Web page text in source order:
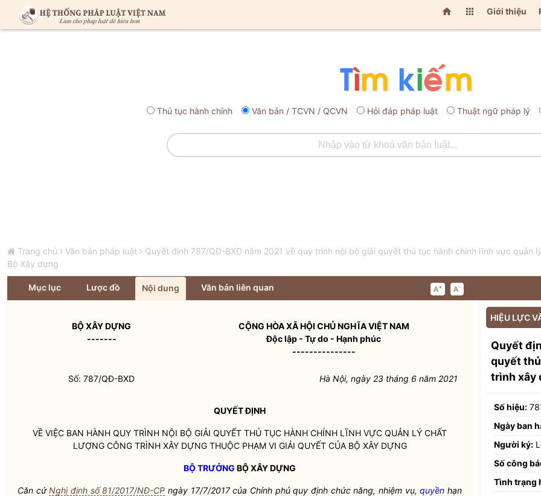
  Giới thiệu
Thủ tục hành chính Văn bản / TCVN / QCVN Hỏi đáp pháp luật Thuật ngữ pháp lý
Trang chủ Văn bản pháp luật
Quyết định 787/QĐ-BXD năm 2021 về quy trình nội bộ giải quyết thủ tục hành chính lĩnh vực
Bộ Xây dựng
Mục lục Lược đồ Nội dung Văn bản liên quan A+ A-
BỘ XÂY DỰNG
-------
CỘNG HÒA XÃ HỘI CHỦ NGHĨA VIỆT NAM
Độc lập - Tự do - Hạnh phúc
---------------
Số: 787/QĐ-BXD Hà Nội, ngày 23 tháng 6 năm 2021
QUYẾT ĐỊNH
VỀ VIỆC BAN HÀNH QUY TRÌNH NỘI BỘ GIẢI QUYẾT THỦ TỤC HÀNH CHÍNH LĨNH VỰC QUẢN LÝ CHẤT
LƯỢNG CÔNG TRÌNH XÂY DỰNG THUỘC PHẠM VI GIẢI QUYẾT CỦA BỘ XÂY DỰNG
BỘ TRƯỞNG BỘ XÂY DỰNG
Căn cứNghị định số 81/2017/NĐ-CP ngày 17/7/2017 của Chính phủ quy định chức năng, nhiệm vụ,quyền hạn
HIỆU LỰC
Quyết
quyết
trình xây
Số hiệu:
Ngày ban
Người ký:
Số công
Tình trạng